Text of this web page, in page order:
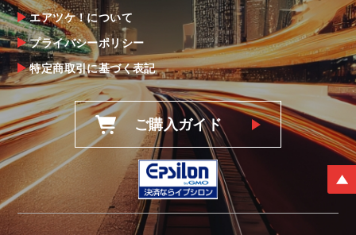
エアツケ！について
プライバシーポリシー
特定商取引に基づく表記
ご購入ガイド